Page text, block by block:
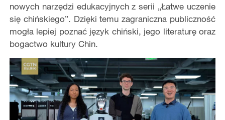
nowych narzędzi edukacyjnych z serii „Łatwe uczenie
się chińskiego”. Dzięki temu zagraniczna publiczność
mogła lepiej poznać język chiński, jego literaturę oraz
bogactwo kultury Chin.